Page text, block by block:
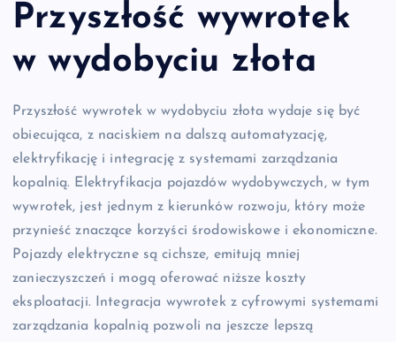
Przyszłość wywrotek
w wydobyciu złota
Przyszłość wywrotek w wydobyciu złota wydaje się być
obiecująca, z naciskiem na dalszą automatyzację,
elektryfikację i integrację z systemami zarządzania
kopalnią. Elektryfikacja pojazdów wydobywczych, w tym
wywrotek, jest jednym z kierunków rozwoju, który może
przynieść znaczące korzyści środowiskowe i ekonomiczne.
Pojazdy elektryczne są cichsze, emitują mniej
zanieczyszczeń i mogą oferować niższe koszty
eksploatacji. Integracja wywrotek z cyfrowymi systemami
zarządzania kopalnią pozwoli na jeszcze lepszą